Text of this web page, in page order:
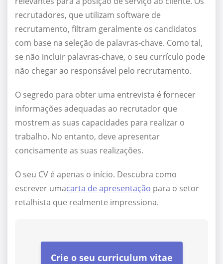
recrutadores, que utilizam software de
recrutamento, filtram geralmente os candidatos
com base na seleção de palavras-chave. Como tal,
se não incluir palavras-chave, o seu currículo pode
não chegar ao responsável pelo recrutamento.
O segredo para obter uma entrevista é fornecer
informações adequadas ao recrutador que
mostrem as suas capacidades para realizar o
trabalho. No entanto, deve apresentar
concisamente as suas realizações.
O seu CV é apenas o início. Descubra como
escrever umacarta de apresentação para o setor
retalhista que realmente impressiona.
Crie o seu curriculum vitae